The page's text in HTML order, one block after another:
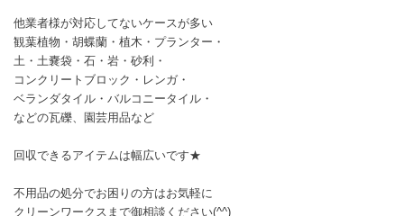
他業者様が対応してないケースが多い
観葉植物・胡蝶蘭・植木・プランター・
土・土嚢袋・石・岩・砂利・
コンクリートブロック・レンガ・
ベランダタイル・バルコニータイル・
などの瓦礫、園芸用品など
回収できるアイテムは幅広いです★
不用品の処分でお困りの方はお気軽に
クリーンワークスまで御相談ください(^^)